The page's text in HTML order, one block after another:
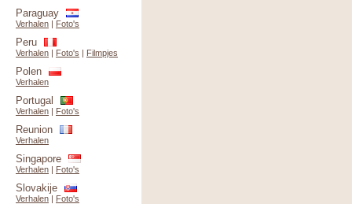
Paraguay
Verhalen | Foto's
Peru
Verhalen | Foto's | Filmpjes
Polen
Verhalen
Portugal
Verhalen | Foto's
Reunion
Verhalen
Singapore
Verhalen | Foto's
Slovakije
Verhalen | Foto's